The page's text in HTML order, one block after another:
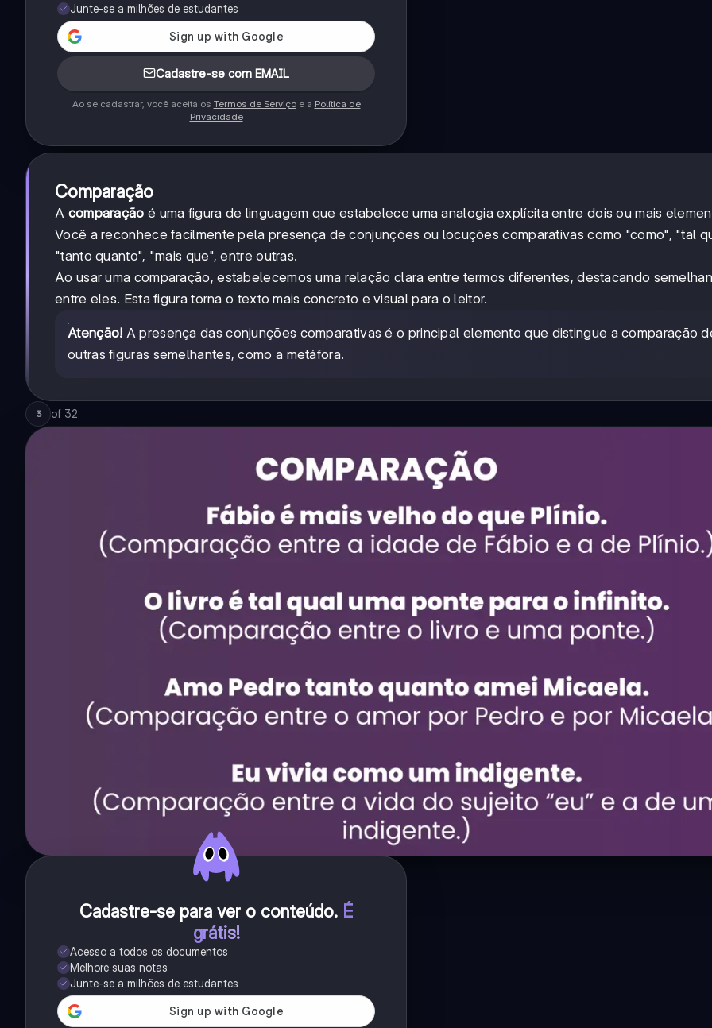
Junte-se a milhões de estudantes
Cadastre-se com EMAIL
Ao se cadastrar, você aceita os Termos de Serviçoe a Política de
Privacidade
Comparação
A comparação é uma figura de linguagem que estabelece uma analogia explícita entre dois ou mais
Você a reconhece facilmente pela presença de conjunções ou locuções comparativas como "como", "tal
"tanto quanto", "mais que", entre outras.
Ao usar uma comparação, estabelecemos uma relação clara entre termos diferentes, destacando
entre eles. Esta figura torna o texto mais concreto e visual para o leitor.
Atenção! A presença das conjunções comparativas é o principal elemento que distingue a comparação
outras figuras semelhantes, como a metáfora.
3 of 32
Cadastre-se para ver o conteúdo. É
grátis!
Acesso a todos os documentos
Melhore suas notas
Junte-se a milhões de estudantes